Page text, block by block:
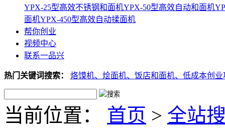
YPX-25型高效不锈钢和面机YPX-50型高效自动和面机
面机YPX-450型高效自动揉面机
帮你创业
视频中心
联系一品兴
热门关键词搜索： 烙馍机、 烩面机、 饭店和面机、 低成本创业
当前位置： 首页 > 全站